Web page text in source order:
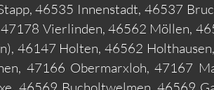
46535 Innenstadt, 46537
Vierlinden, 46562 Möllen,
46147 Holten, 46562
47166 Obermarxloh, 47167